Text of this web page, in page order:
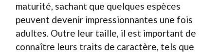
maturité, sachant que quelques espèces
peuvent devenir impressionnantes une fois
adultes. Outre leur taille, il est important de
connaître leurs traits de caractère, tels que